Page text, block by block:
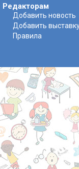
Редакторам
Добавить новость
Добавить
Правила